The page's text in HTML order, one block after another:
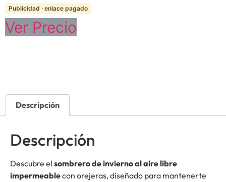
Publicidad · enlace pagado
Ver Precio
Descripción
Descripción
Descubre el sombrero de invierno al aire libre
impermeablecon orejeras, diseñado para mantenerte